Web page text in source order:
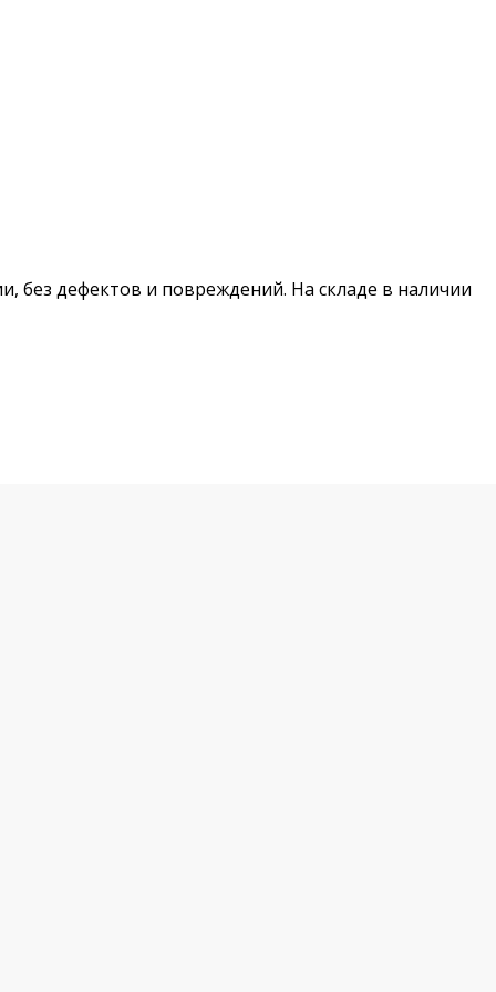
без дефектов и повреждений. На складе в наличии